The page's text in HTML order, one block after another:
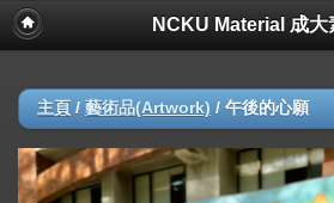
NCKU Material 成大
主頁 / 藝術品(Artwork) / 午後的心願